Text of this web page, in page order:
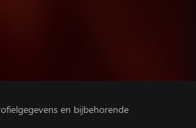
en bijbehorende